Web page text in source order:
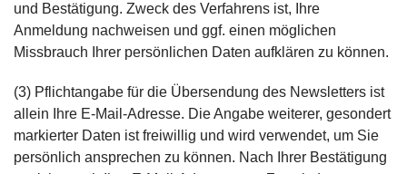
und Bestätigung. Zweck des Verfahrens ist, Ihre
Anmeldung nachweisen und ggf. einen möglichen
Missbrauch Ihrer persönlichen Daten aufklären zu können.
(3) Pflichtangabe für die Übersendung des Newsletters ist
allein Ihre E-Mail-Adresse. Die Angabe weiterer, gesondert
markierter Daten ist freiwillig und wird verwendet, um Sie
persönlich ansprechen zu können. Nach Ihrer Bestätigung